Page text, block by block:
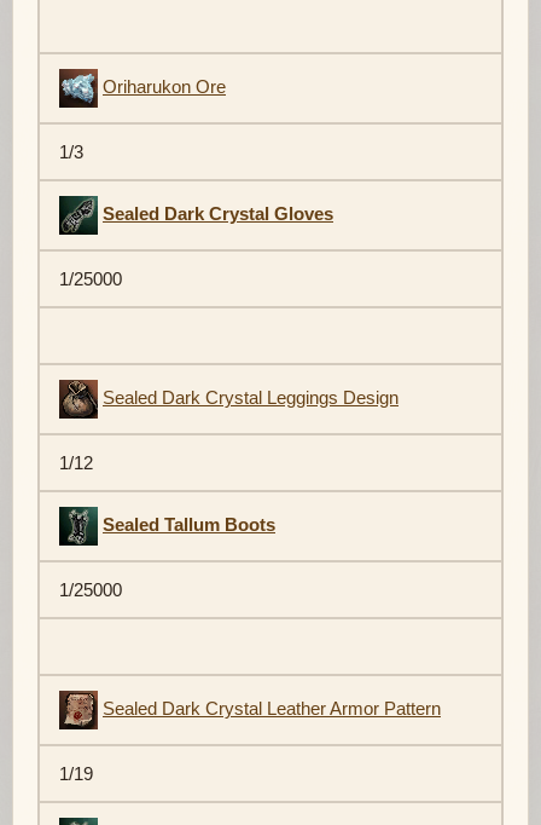
Oriharukon Ore
1/3
Sealed Dark Crystal Gloves
1/25000
Sealed Dark Crystal Leggings Design
1/12
Sealed Tallum Boots
1/25000
Sealed Dark Crystal Leather Armor Pattern
1/19